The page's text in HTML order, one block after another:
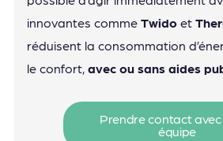
innovantes commeTwido et
réduisent la consommation
le confort,avec ou sans aides
Prendre contact
équipe